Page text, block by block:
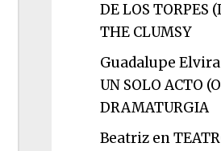
DE LOS TORPES
THE CLUMSY
Guadalupe
UN SOLO ACTO
DRAMATURGIA
Beatrizen